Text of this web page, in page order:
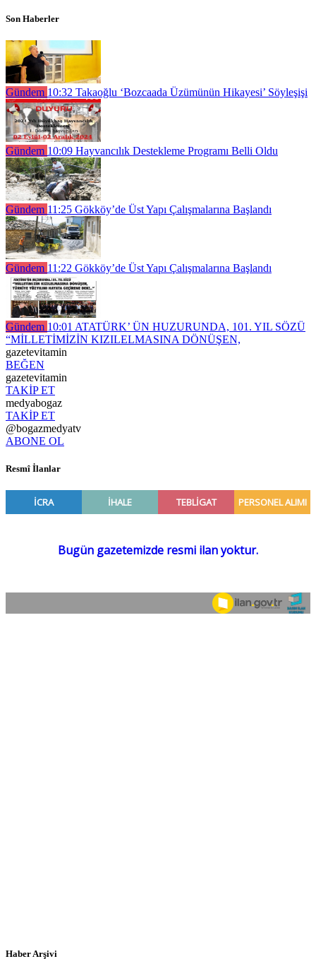
Son Haberler
Gündem 10:32 Takaoğlu ‘Bozcaada Üzümünün Hikayesi’ Söyleşişi
Gündem 10:09 Hayvancılık Destekleme Programı Belli Oldu
Gündem 11:25 Gökköy’de Üst Yapı Çalışmalarına Başlandı
Gündem 11:22 Gökköy’de Üst Yapı Çalışmalarına Başlandı
Gündem 10:01 ATATÜRK’ ÜN HUZURUNDA, 101. YIL SÖZÜ
“MİLLETİMİZİN KIZILELMASINA DÖNÜŞEN,
gazetevitamin
BEĞEN
gazetevitamin
TAKİP ET
medyabogaz
TAKİP ET
@bogazmedyatv
ABONE OL
Resmî İlanlar
Haber Arşivi